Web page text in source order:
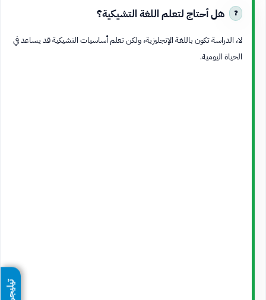
هل أحتاج لتعلم اللغة التشيكية؟
لا، الدراسة تكون باللغة الإنجليزية، ولكن تعلم أساسيات التشيكية قد يساعد في
الحياة اليومية.